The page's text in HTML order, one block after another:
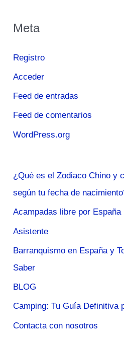
Meta
Registro
Acceder
Feed de entradas
Feed de comentarios
WordPress.org
¿Qué es el Zodiaco Chino y
según tu fecha de
Acampadas libre por España
Asistente
Barranquismo en España y
Saber
BLOG
Camping: Tu Guía Definitiva
Contacta con nosotros